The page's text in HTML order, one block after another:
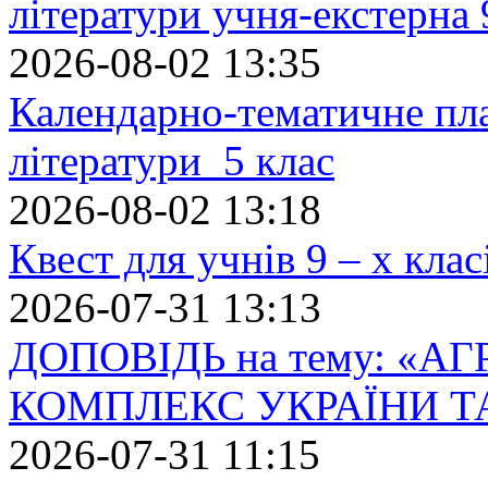
літератури учня-екстерна
2026-08-02 13:35
Календарно-тематичне
літератури 5 клас
2026-08-02 13:18
Квест для учнів 9 – х
2026-07-31 13:13
ДОПОВІДЬ на тему:
КОМПЛЕКС УКРАЇНИ
2026-07-31 11:15